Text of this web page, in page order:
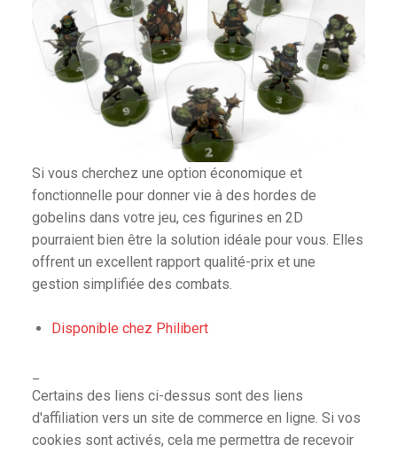
Si vous cherchez une option économique et
fonctionnelle pour donner vie à des hordes de
gobelins dans votre jeu, ces figurines en 2D
pourraient bien être la solution idéale pour vous. Elles
offrent un excellent rapport qualité-prix et une
gestion simplifiée des combats.
Disponible chez Philibert
Certains des liens ci-dessus sont des liens
d'affiliation vers un site de commerce en ligne. Si vos
cookies sont activés, cela me permettra de recevoir